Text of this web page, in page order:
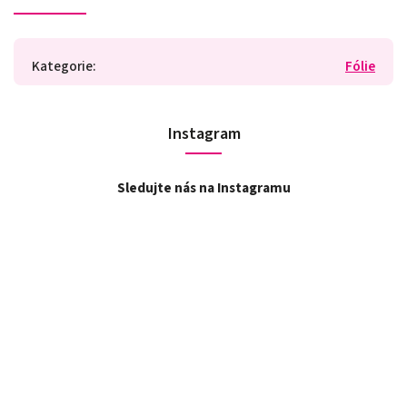
Kategorie: Fólie
Instagram
Sledujte nás na Instagramu